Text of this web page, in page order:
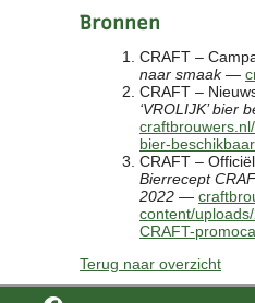
Bronnen
CRAFT –
naar smaak—
CRAFT –
‘VROLIJK’ bier
bier-beschikbaar
CRAFT –
Bierrecept
2022 —
content/
CRAFT-
Terug naar overzicht